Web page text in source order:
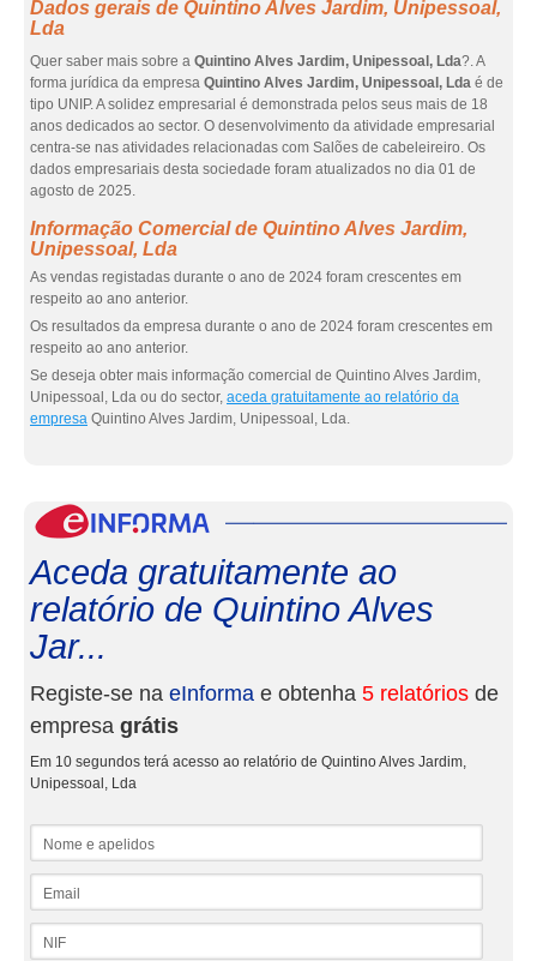
Dados gerais de Quintino Alves Jardim, Unipessoal,
Lda
Quer saber mais sobre a Quintino Alves Jardim, Unipessoal, Lda?. A
forma jurídica da empresa Quintino Alves Jardim, Unipessoal, Lda é de
tipo UNIP. A solidez empresarial é demonstrada pelos seus mais de 18
anos dedicados ao sector. O desenvolvimento da atividade empresarial
centra-se nas atividades relacionadas com Salões de cabeleireiro. Os
dados empresariais desta sociedade foram atualizados no dia 01 de
agosto de 2025.
Informação Comercial de Quintino Alves Jardim,
Unipessoal, Lda
As vendas registadas durante o ano de 2024 foram crescentes em
respeito ao ano anterior.
Os resultados da empresa durante o ano de 2024 foram crescentes em
respeito ao ano anterior.
Se deseja obter mais informação comercial de Quintino Alves Jardim,
Unipessoal, Lda ou do sector, aceda gratuitamente ao relatório da
empresa Quintino Alves Jardim, Unipessoal, Lda.
Aceda gratuitamente ao
relatório de Quintino Alves
Jar...
Registe-se na eInforma e obtenha 5 relatórios de
empresa grátis
Em 10 segundos terá acesso ao relatório de Quintino Alves Jardim,
Unipessoal, Lda